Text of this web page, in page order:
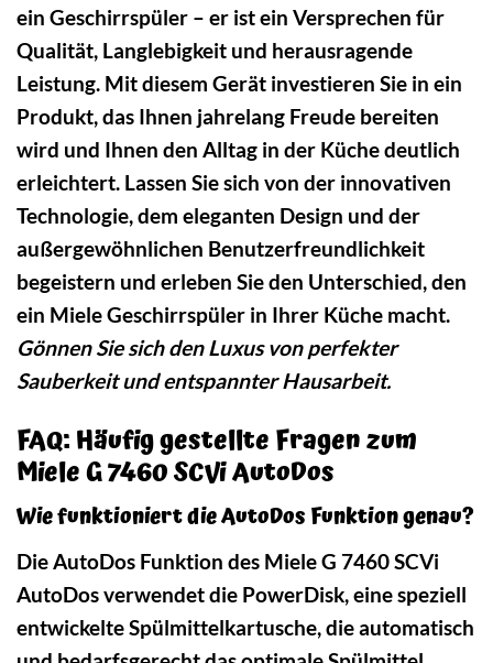
ein Geschirrspüler – er ist ein Versprechen für
Qualität, Langlebigkeit und herausragende
Leistung. Mit diesem Gerät investieren Sie in ein
Produkt, das Ihnen jahrelang Freude bereiten
wird und Ihnen den Alltag in der Küche deutlich
erleichtert. Lassen Sie sich von der innovativen
Technologie, dem eleganten Design und der
außergewöhnlichen Benutzerfreundlichkeit
begeistern und erleben Sie den Unterschied, den
ein Miele Geschirrspüler in Ihrer Küche macht.
Gönnen Sie sich den Luxus von perfekter
Sauberkeit und entspannter Hausarbeit.
FAQ: Häufig gestellte Fragen zum
Miele G 7460 SCVi AutoDos
Wie funktioniert die AutoDos Funktion genau?
Die AutoDos Funktion des Miele G 7460 SCVi
AutoDos verwendet die PowerDisk, eine speziell
entwickelte Spülmittelkartusche, die automatisch